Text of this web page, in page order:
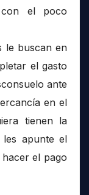
con el poco
le buscan en
el gasto
ante
en el
tienen la
apunte el
el pago